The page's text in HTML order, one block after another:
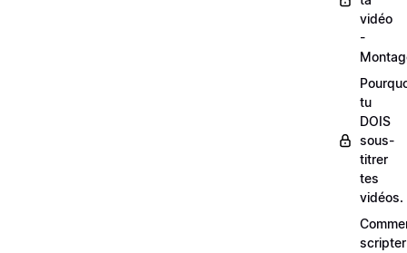
vidéo
-
tu
DOIS
sous-
titrer
tes
vidéos.
scripter